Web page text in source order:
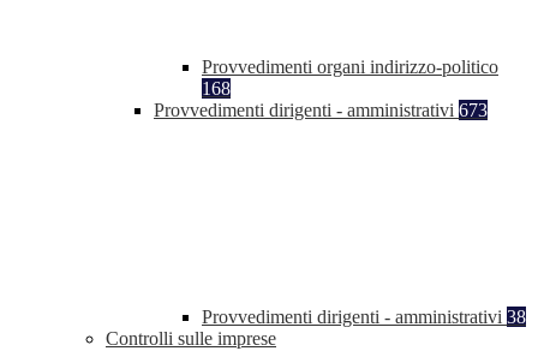
Provvedimenti organi indirizzo-politico
168
Provvedimenti dirigenti - amministrativi 673
Provvedimenti dirigenti - amministrativi 38
Controlli sulle imprese